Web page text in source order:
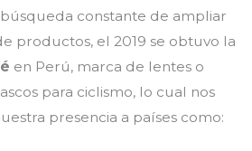
constante de ampliar
productos, el 2019 se obtuvo la
en Perú, marca de lentes o
para ciclismo, lo cual nos
presencia a países como: